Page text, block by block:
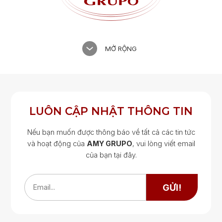
MỞ RỘNG
LUÔN CẬP NHẬT THÔNG TIN
Nếu bạn muốn được thông báo về tất cả các tin tức
và hoạt động của AMY GRUPO, vui lòng viết email
của bạn tại đây.
Email... GỬI!